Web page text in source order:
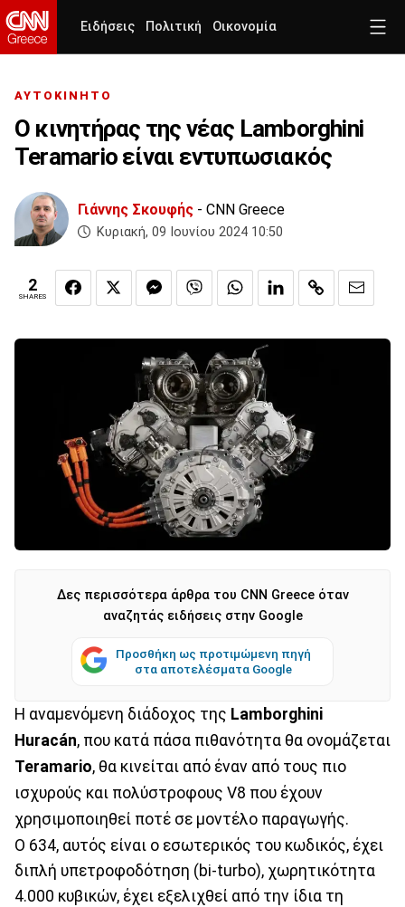
Ειδήσεις Πολιτική Οικονομία
ΑΥΤΟΚΙΝΗΤΟ
O κινητήρας της νέας Lamborghini
Teramario είναι εντυπωσιακός
Γιάννης Σκουφής - CNN Greece
Κυριακή, 09 Ιουνίου 2024 10:50
2
SHARES
Δες περισσότερα άρθρα του CNN Greece όταν
αναζητάς ειδήσεις στην Google
Προσθήκη ως προτιμώμενη πηγή
στα αποτελέσματα Google
Η αναμενόμενη διάδοχος της Lamborghini
Huracán, που κατά πάσα πιθανότητα θα ονομάζεται
Teramario, θα κινείται από έναν από τους πιο
ισχυρούς και πολύστροφους V8 που έχουν
χρησιμοποιηθεί ποτέ σε μοντέλο παραγωγής.
Ο 634, αυτός είναι ο εσωτερικός του κωδικός, έχει
διπλή υπετροφοδότηση (bi-turbo), χωρητικότητα
4.000 κυβικών, έχει εξελιχθεί από την ίδια τη